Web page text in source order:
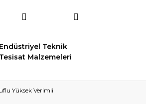
Endüstriyel Teknik
Tesisat Malzemeleri
Yüksek Verimli